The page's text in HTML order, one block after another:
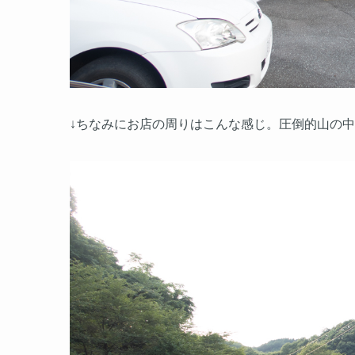
↓ちなみにお店の周りはこんな感じ。圧倒的山の